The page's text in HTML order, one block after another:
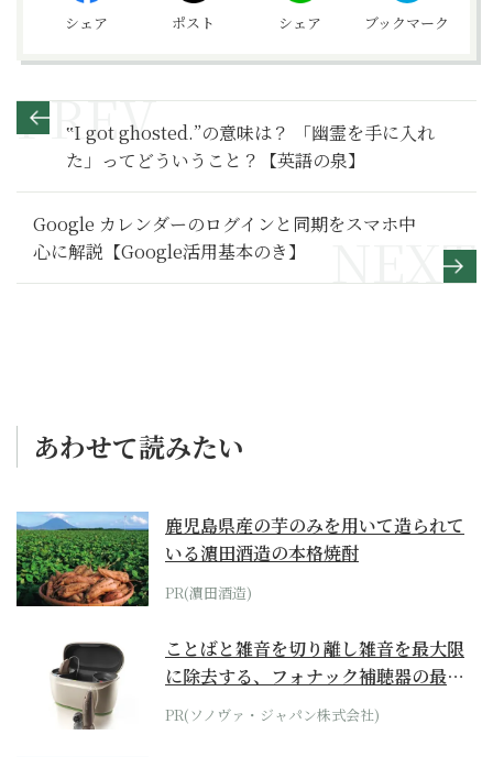
シェア ポスト シェア ブックマーク
‟I got ghosted.”の意味は？ 「幽霊を手に入れ
た」ってどういうこと？【英語の泉】
Google カレンダーのログインと同期をスマホ中
心に解説【Google活用基本のき】
あわせて読みたい
鹿児島県産の芋のみを用いて造られて
いる濵田酒造の本格焼酎
PR(濵田酒造)
ことばと雑音を切り離し雑音を最大限
に除去する、フォナック補聴器の最上
位モデル
PR(ソノヴァ・ジャパン株式会社)